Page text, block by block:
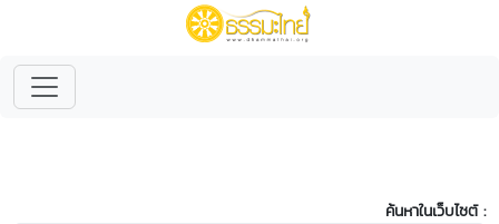
ค้นหาในเว็บไซต์ :